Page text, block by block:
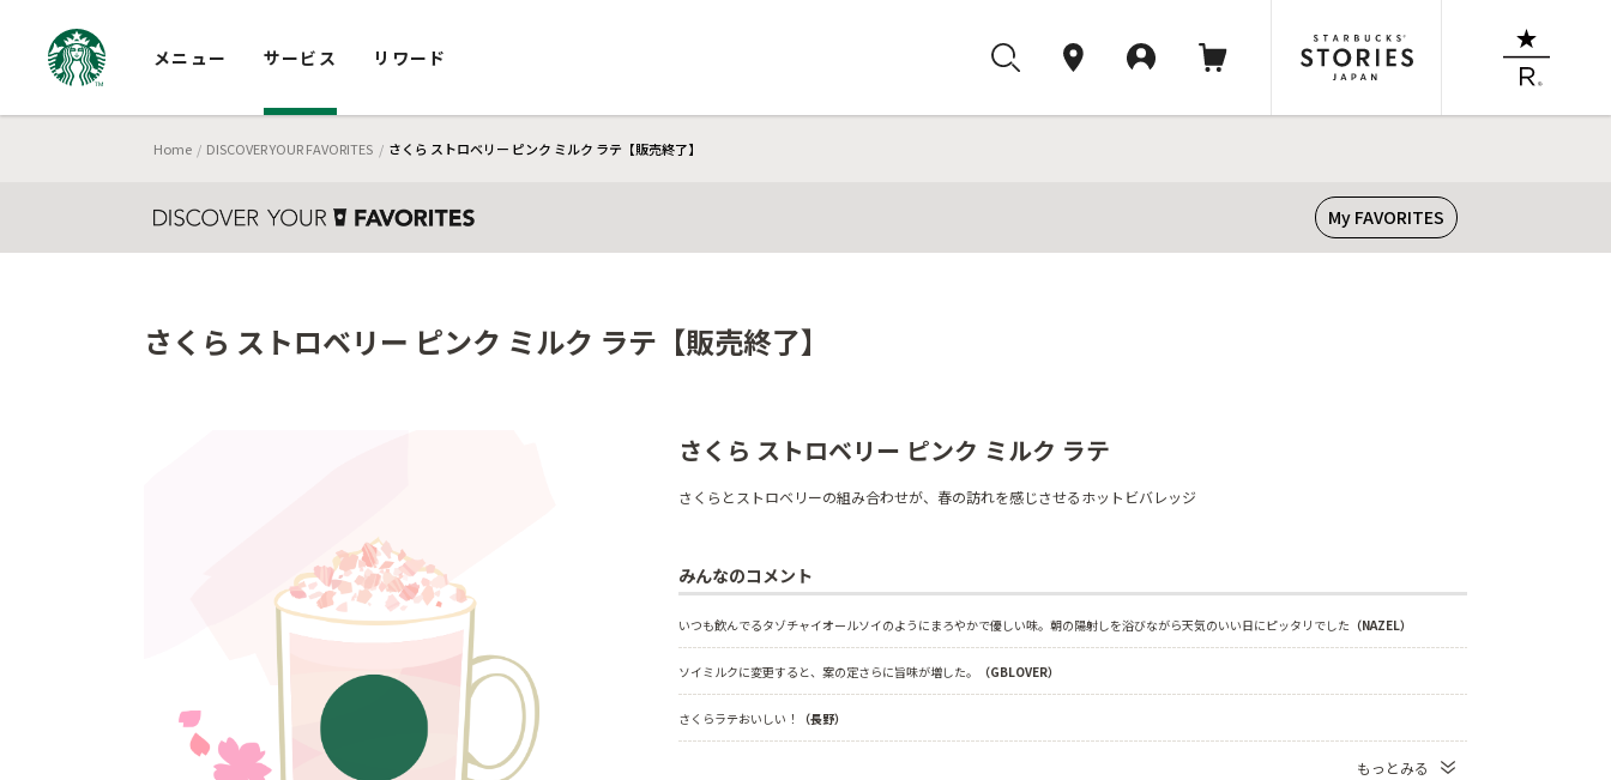
メニュー サービス リワード
Home DISCOVER YOUR FAVORITES さくら ストロベリー ピンク ミルク ラテ【販売終了】
My FAVORITES
さくら ストロベリー ピンク ミルク ラテ【販売終了】
さくら ストロベリー ピンク ミルク ラテ
さくらとストロベリーの組み合わせが、春の訪れを感じさせるホットビバレッジ
みんなのコメント
いつも飲んでるタゾチャイオールソイのようにまろやかで優しい味。朝の陽射しを浴びながら天気のいい日にピッタリでした （NAZEL）
ソイミルクに変更すると、案の定さらに旨味が増した。 （GBLOVER）
さくらラテおいしい！ （長野）
もっとみる